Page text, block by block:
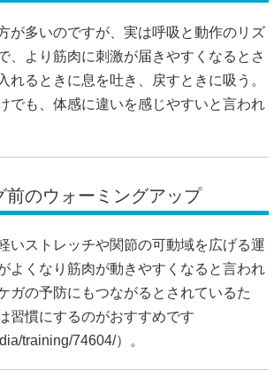
が多いのですが、実は呼吸と動作のリズ
、より筋肉に刺激が届きやすくなるとさ
れるときに息を吐き、戻すときに吸う。
でも、体感に違いを感じやすいと言われ
前のウォーミングアップ
いストレッチや関節の可動域を広げる運
よくなり筋肉が動きやすくなると言われ
ガの予防にもつながるとされているた
習慣にするのがおすすめです
training/74604/）。